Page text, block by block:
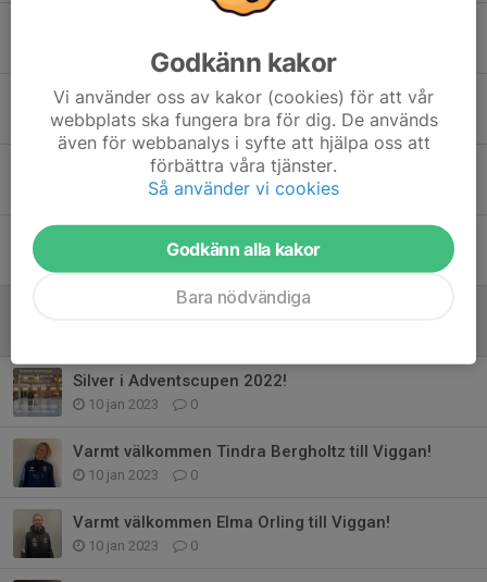
7 jan 2025
Guld i Julcupen 2025
7 jan 2025 0
Guld & Silver i Futsalucia 2024
14 dec 2024 0
Guld i Julcupen i Sala!
Guld & Silver i Snöbollen cup!
Silver i Adventscupen 2022!
10 jan 2023 0
Varmt välkommen Tindra Bergholtz till Viggan!
10 jan 2023 0
Varmt välkommen Elma Orling till Viggan!
10 jan 2023 0
Godkänn kakor
Vi använder oss av kakor (cookies) för att vår
webbplats ska fungera bra för dig. De används
även för webbanalys i syfte att hjälpa oss att
förbättra våra tjänster.
Så använder vi cookies
Godkänn alla kakor
Bara nödvändiga